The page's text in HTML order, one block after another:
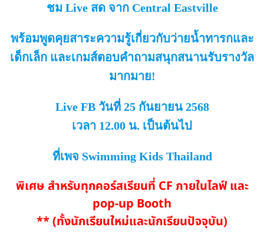
ชม Live สด จาก Central Eastville
พร้อมพูดคุยสาระความรู้เกี่ยวกับว่ายน้ำทารกและ
เด็กเล็ก และเกมส์ตอบคำถามสนุกสนานรับรางวัล
มากมาย!
Live FB วันที่ 25 กันยายน 2568
เวลา 12.00 น. เป็นต้นไป
ที่เพจ Swimming Kids Thailand
พิเศษ สำหรับทุกคอร์สเรียนที่ CF ภายในไลฟ์ และ
pop-up Booth
** (ทั้งนักเรียนใหม่และนักเรียนปัจจุบัน)